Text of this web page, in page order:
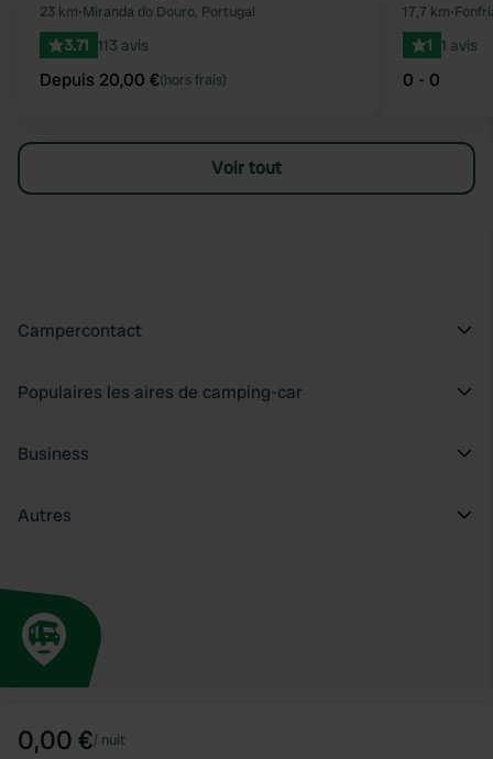
0,00 €/ nuit
Préféré
23 km•Miranda do Douro, Portugal
3.71 113 avis
Depuis 20,00 €(hors frais)
17,7 km•
1 1 avis
0 - 0
Voir tout
Campercontact
Populaires les aires de camping-car
Business
Autres